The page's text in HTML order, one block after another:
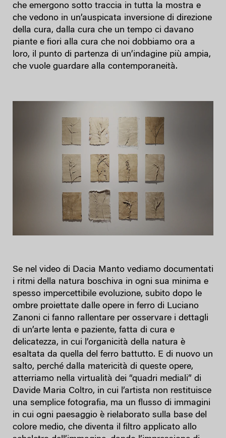
che emergono sotto traccia in tutta la mostra e
che vedono in un’auspicata inversione di direzione
della cura, dalla cura che un tempo ci davano
piante e fiori alla cura che noi dobbiamo ora a
loro, il punto di partenza di un’indagine più ampia,
che vuole guardare alla contemporaneità.
Se nel video di Dacia Manto vediamo documentati
i ritmi della natura boschiva in ogni sua minima e
spesso impercettibile evoluzione, subito dopo le
ombre proiettate dalle opere in ferro di Luciano
Zanoni ci fanno rallentare per osservare i dettagli
di un’arte lenta e paziente, fatta di cura e
delicatezza, in cui l’organicità della natura è
esaltata da quella del ferro battutto. E di nuovo un
salto, perché dalla matericità di queste opere,
atterriamo nella virtualità dei “quadri mediali” di
Davide Maria Coltro, in cui l’artista non restituisce
una semplice fotografia, ma un flusso di immagini
in cui ogni paesaggio è rielaborato sulla base del
colore medio, che diventa il filtro applicato allo